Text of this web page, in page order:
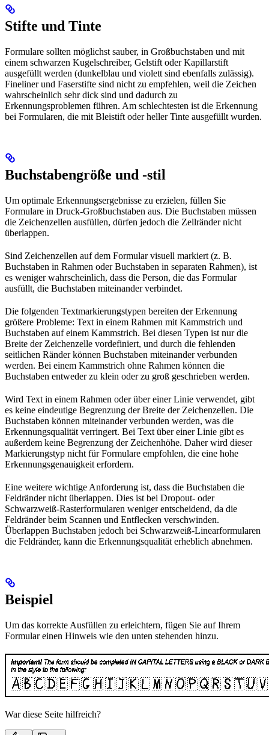
Stifte und Tinte
Formulare sollten möglichst sauber, in Großbuchstaben und mit
einem schwarzen Kugelschreiber, Gelstift oder Kapillarstift
ausgefüllt werden (dunkelblau und violett sind ebenfalls zulässig).
Fineliner und Faserstifte sind nicht zu empfehlen, weil die Zeichen
wahrscheinlich sehr dick sind und dadurch zu
Erkennungsproblemen führen. Am schlechtesten ist die Erkennung
bei Formularen, die mit Bleistift oder heller Tinte ausgefüllt wurden.
Buchstabengröße und -stil
Um optimale Erkennungsergebnisse zu erzielen, füllen Sie
Formulare in Druck-Großbuchstaben aus. Die Buchstaben müssen
die Zeichenzellen ausfüllen, dürfen jedoch die Zellränder nicht
überlappen.
Sind Zeichenzellen auf dem Formular visuell markiert (z. B.
Buchstaben in Rahmen oder Buchstaben in separaten Rahmen), ist
es weniger wahrscheinlich, dass die Person, die das Formular
ausfüllt, die Buchstaben miteinander verbindet.
Die folgenden Textmarkierungstypen bereiten der Erkennung
größere Probleme: Text in einem Rahmen mit Kammstrich und
Buchstaben auf einem Kammstrich. Bei diesen Typen ist nur die
Breite der Zeichenzelle vordefiniert, und durch die fehlenden
seitlichen Ränder können Buchstaben miteinander verbunden
werden. Bei einem Kammstrich ohne Rahmen können die
Buchstaben entweder zu klein oder zu groß geschrieben werden.
Wird Text in einem Rahmen oder über einer Linie verwendet, gibt
es keine eindeutige Begrenzung der Breite der Zeichenzellen. Die
Buchstaben können miteinander verbunden werden, was die
Erkennungsqualität verringert. Bei Text über einer Linie gibt es
außerdem keine Begrenzung der Zeichenhöhe. Daher wird dieser
Markierungstyp nicht für Formulare empfohlen, die eine hohe
Erkennungsgenauigkeit erfordern.
Eine weitere wichtige Anforderung ist, dass die Buchstaben die
Feldränder nicht überlappen. Dies ist bei Dropout- oder
Schwarzweiß-Rasterformularen weniger entscheidend, da die
Feldränder beim Scannen und Entflecken verschwinden.
Überlappen Buchstaben jedoch bei Schwarzweiß-Linearformularen
die Feldränder, kann die Erkennungsqualität erheblich abnehmen.
Beispiel
Um das korrekte Ausfüllen zu erleichtern, fügen Sie auf Ihrem
Formular einen Hinweis wie den unten stehenden hinzu.
War diese Seite hilfreich?